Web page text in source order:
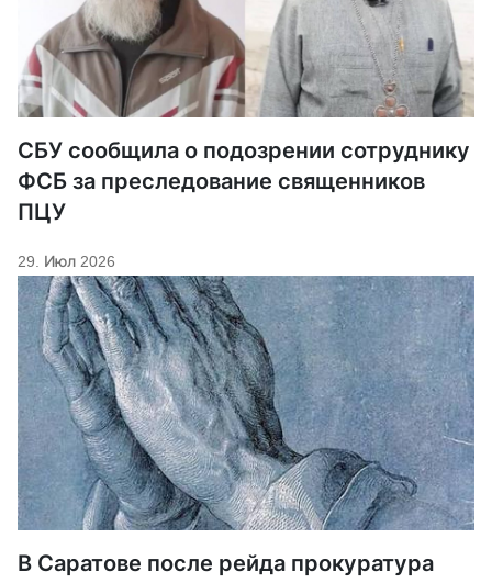
СБУ сообщила о подозрении сотруднику
ФСБ за преследование священников
ПЦУ
29. Июл 2026
В Саратове после рейда прокуратура